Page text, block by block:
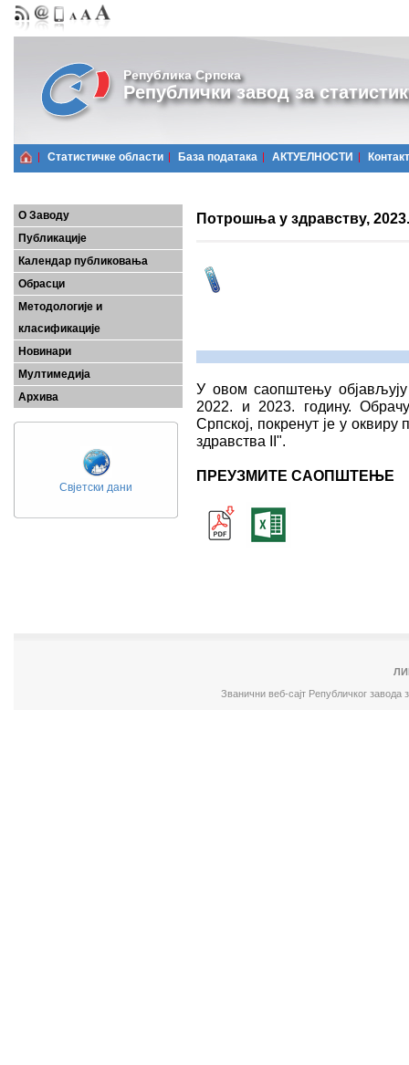
Република Српска
Републички завод за
Статистичке области Базa података АКТУЕЛНОСТИ Контакт
О Заводу
Публикације
Календар публиковања
Обрасци
Методологије и
класификације
Новинари
Мултимедија
Архива
Свјетски дани
Потрошња у здрaвству, 2023.
У овом саопштењу
2022. и 2023. годину.
Српској, покренут је у оквиру
здравства II".
ПРЕУЗМИТЕ САОПШТЕЊЕ
Званични веб-сајт Републичког